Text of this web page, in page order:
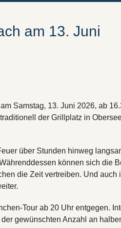
am 13. Juni
Samstag, 13. Juni 2026, ab
der Grillplatz in
über Stunden hinweg
können sich die
die Zeit vertreiben. Und auch
Tour ab 20 Uhr entgegen.
gewünschten Anzahl an